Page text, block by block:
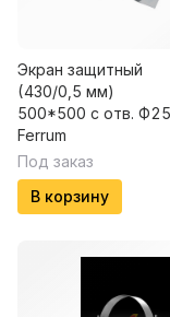
Экран защитный
(430/0,5 мм)
500*500 с отв.
Ferrum
Под заказ
В корзину